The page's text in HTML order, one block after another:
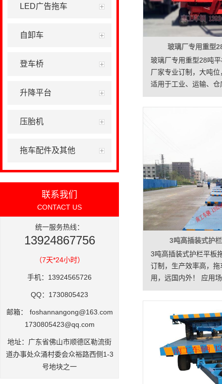
LED广告拖车
自卸车
登车桥
升降平台
压胎机
拖车配件及其他
联系我们
CONTACT US
统一服务热线：
13924867756
（7天*24小时）
手机：13924565726
QQ：1730805423
邮箱：
foshannangong@163.com
1730805423@qq.com
地址：广东省佛山市顺德区勒流街
道办事处众涌村委会众裕路西侧1-3
号地块之一
玻璃厂专用重型
玻璃厂专用重型28吨
厂家专业订制，大吨
适用于工业、运输、
厂、机场、物流等各
厂，钢材厂，重型物
3吨高插装式护
3吨高插装式护栏平板
订制，生产效率高，
用，远国内外！ 应用
库，机场，码头，车
周转运装卸工具。